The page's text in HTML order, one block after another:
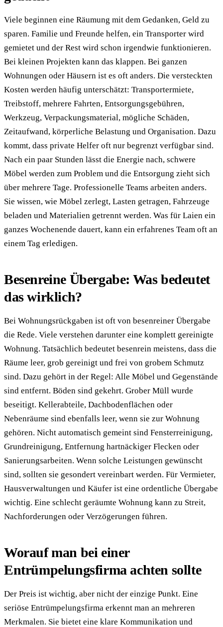
Viele beginnen eine Räumung mit dem Gedanken, Geld zu
sparen. Familie und Freunde helfen, ein Transporter wird
gemietet und der Rest wird schon irgendwie funktionieren.
Bei kleinen Projekten kann das klappen. Bei ganzen
Wohnungen oder Häusern ist es oft anders. Die versteckten
Kosten werden häufig unterschätzt: Transportermiete,
Treibstoff, mehrere Fahrten, Entsorgungsgebühren,
Werkzeug, Verpackungsmaterial, mögliche Schäden,
Zeitaufwand, körperliche Belastung und Organisation. Dazu
kommt, dass private Helfer oft nur begrenzt verfügbar sind.
Nach ein paar Stunden lässt die Energie nach, schwere
Möbel werden zum Problem und die Entsorgung zieht sich
über mehrere Tage. Professionelle Teams arbeiten anders.
Sie wissen, wie Möbel zerlegt, Lasten getragen, Fahrzeuge
beladen und Materialien getrennt werden. Was für Laien ein
ganzes Wochenende dauert, kann ein erfahrenes Team oft an
einem Tag erledigen.
Besenreine Übergabe: Was bedeutet
das wirklich?
Bei Wohnungsrückgaben ist oft von besenreiner Übergabe
die Rede. Viele verstehen darunter eine komplett gereinigte
Wohnung. Tatsächlich bedeutet besenrein meistens, dass die
Räume leer, grob gereinigt und frei von grobem Schmutz
sind. Dazu gehört in der Regel: Alle Möbel und Gegenstände
sind entfernt. Böden sind gekehrt. Grober Müll wurde
beseitigt. Kellerabteile, Dachbodenflächen oder
Nebenräume sind ebenfalls leer, wenn sie zur Wohnung
gehören. Nicht automatisch gemeint sind Fensterreinigung,
Grundreinigung, Entfernung hartnäckiger Flecken oder
Sanierungsarbeiten. Wenn solche Leistungen gewünscht
sind, sollten sie gesondert vereinbart werden. Für Vermieter,
Hausverwaltungen und Käufer ist eine ordentliche Übergabe
wichtig. Eine schlecht geräumte Wohnung kann zu Streit,
Nachforderungen oder Verzögerungen führen.
Worauf man bei einer
Entrümpelungsfirma achten sollte
Der Preis ist wichtig, aber nicht der einzige Punkt. Eine
seriöse Entrümpelungsfirma erkennt man an mehreren
Merkmalen. Sie bietet eine klare Kommunikation und